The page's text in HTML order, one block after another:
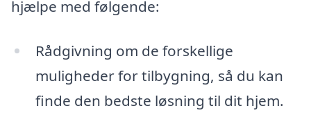
hjælpe med følgende:
Rådgivning om de forskellige
muligheder for tilbygning, så du kan
finde den bedste løsning til dit hjem.